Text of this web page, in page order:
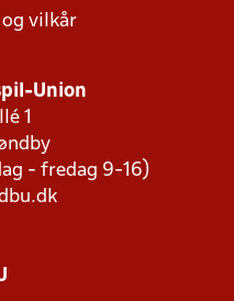
og vilkår
Union
1
- fredag 9-16)